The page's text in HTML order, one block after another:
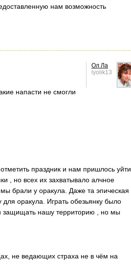
нам возможность
Ол Ла
lyolik13
напасти не смогли
праздник и нам пришлось уйти
, но всех их захватывало алчное
брали у оракула. Даже та эпическая
оракула. Играть обезьянку было
защищать нашу территорию , но мы
не ведающих страха не в чём на